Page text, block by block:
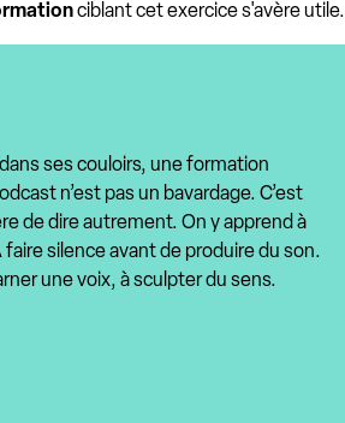
ciblant cet exercice s'avère utile.
ses couloirs, une formation
n’est pas un bavardage. C’est
de dire autrement. On y apprend à
silence avant de produire du son.
une voix, à sculpter du sens.